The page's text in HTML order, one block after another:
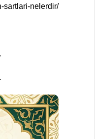
sartlari-nelerdir/